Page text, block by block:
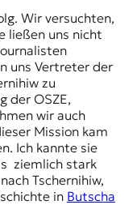
Wir versuchten,
ließen uns nicht
uns Vertreter der
zu
der OSZE,
wir auch
Mission kam
Ich kannte sie
ziemlich stark
Tschernihiw,
in Butscha